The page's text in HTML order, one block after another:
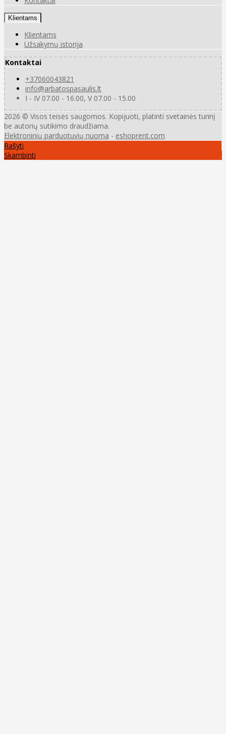
Klientams
Klientams
Užsakymų istorija
Kontaktai
+37060043821
info@arbatospasaulis.lt
I - IV 07.00 - 16.00, V 07.00 - 15.00
2026 © Visos teisės saugomos. Kopijuoti, platinti svetainės turinį
be autorių sutikimo draudžiama.
Elektroninių parduotuvių nuoma - eshoprent.com
Rašyti
Skambinti